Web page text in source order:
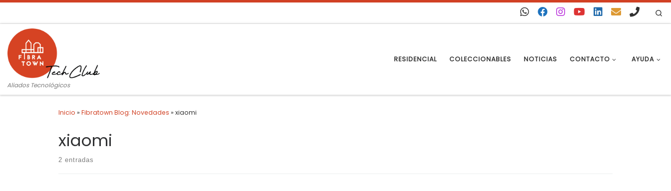
Aliados Tecnológicos
RESIDENCIAL COLECCIONABLES NOTICIAS CONTACTO AYUDA
Inicio » Fibratown Blog: Novedades » xiaomi
xiaomi
2 entradas